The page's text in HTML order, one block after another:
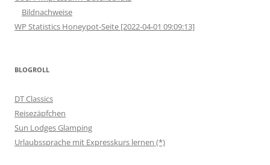
Bildnachweise
WP Statistics Honeypot-Seite [2022-04-01 09:09:13]
BLOGROLL
DT Classics
Reisezäpfchen
Sun Lodges Glamping
Urlaubssprache mit Expresskurs lernen (*)